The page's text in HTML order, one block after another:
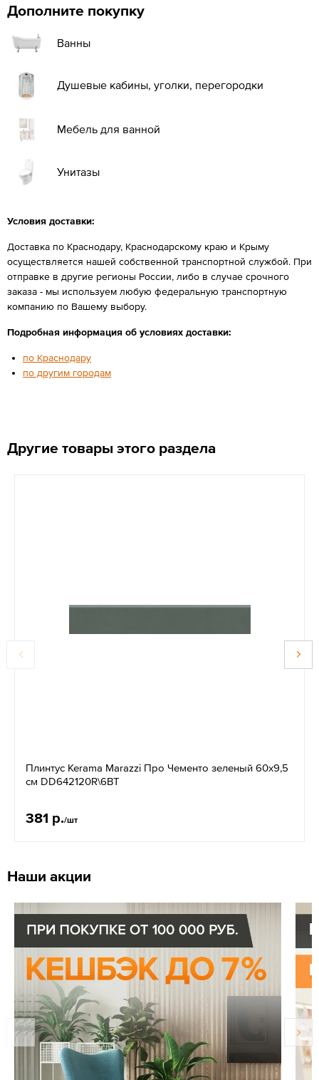
Дополните покупку
Ванны
Душевые кабины, уголки, перегородки
Мебель для ванной
Унитазы
Условия доставки:
Доставка по Краснодару, Краснодарскому краю и Крыму
осуществляется нашей собственной транспортной службой. При
отправке в другие регионы России, либо в случае срочного
заказа - мы используем любую федеральную транспортную
компанию по Вашему выбору.
Подробная информация об условиях доставки:
по Краснодару
по другим городам
Другие товары этого раздела
Плинтус Kerama Marazzi Про Чементо зеленый 60х9,5
см DD642120R\6BT
381 р./шт
Наши акции